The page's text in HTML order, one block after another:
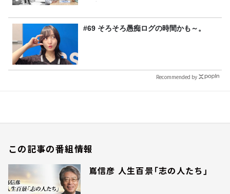
#69 そろそろ愚痴ログの時間かも～。
Recommended by
この記事の番組情報
嶌信彦 人生百景「志の人たち」